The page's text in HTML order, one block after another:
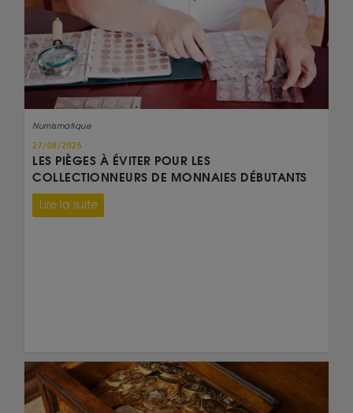
Numismatique
27/08/2025
LES PIÈGES À ÉVITER POUR LES
COLLECTIONNEURS DE MONNAIES DÉBUTANTS
Lire la suite